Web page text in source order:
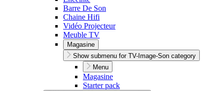
Barre De Son
Chaine Hifi
Vidéo Projecteur
Meuble TV
Magasine
Show submenu for TV-Image-Son category
Menu
Magasine
Starter pack